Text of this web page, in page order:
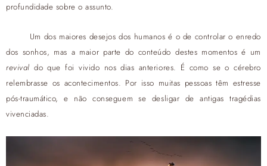
profundidade sobre o assunto.
Um dos maiores desejos dos humanos é o de controlar o enredo
dos sonhos, mas a maior parte do conteúdo destes momentos é um
revival do que foi vivido nos dias anteriores. É como se o cérebro
relembrasse os acontecimentos. Por isso muitas pessoas têm estresse
pós-traumático, e não conseguem se desligar de antigas tragédias
vivenciadas.